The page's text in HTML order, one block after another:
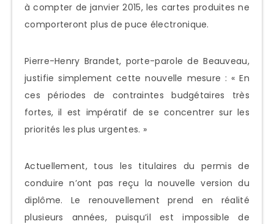
à compter de janvier 2015, les cartes produites ne
comporteront plus de puce électronique.
Pierre-Henry Brandet, porte-parole de Beauveau,
justifie simplement cette nouvelle mesure : « En
ces périodes de contraintes budgétaires très
fortes, il est impératif de se concentrer sur les
priorités les plus urgentes. »
Actuellement, tous les titulaires du permis de
conduire n’ont pas reçu la nouvelle version du
diplôme. Le renouvellement prend en réalité
plusieurs années, puisqu’il est impossible de